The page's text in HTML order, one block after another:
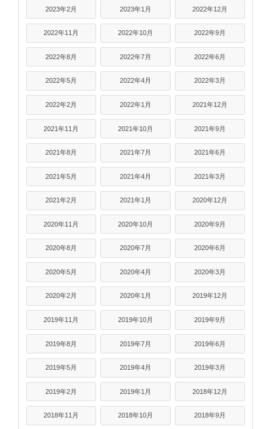
2023年2月 2023年1月 2022年12月
2022年11月 2022年10月 2022年9月
2022年8月 2022年7月 2022年6月
2022年5月 2022年4月 2022年3月
2022年2月 2022年1月 2021年12月
2021年11月 2021年10月 2021年9月
2021年8月 2021年7月 2021年6月
2021年5月 2021年4月 2021年3月
2021年2月 2021年1月 2020年12月
2020年11月 2020年10月 2020年9月
2020年8月 2020年7月 2020年6月
2020年5月 2020年4月 2020年3月
2020年2月 2020年1月 2019年12月
2019年11月 2019年10月 2019年9月
2019年8月 2019年7月 2019年6月
2019年5月 2019年4月 2019年3月
2019年2月 2019年1月 2018年12月
2018年11月 2018年10月 2018年9月